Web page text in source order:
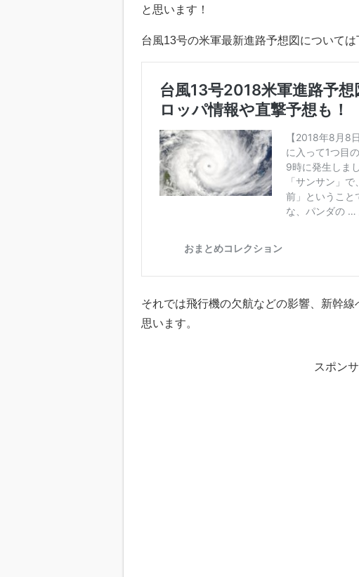
と思います！
台風13号の米軍最新進路予想図については
それでは飛行機の欠航などの影響、新幹
思います。
スポン